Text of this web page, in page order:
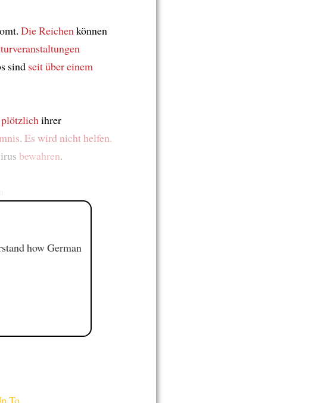
Die Reichen können
sind seit über einem
plötzlich ihrer
. Es wird nicht helfen.
bewahren.
how German